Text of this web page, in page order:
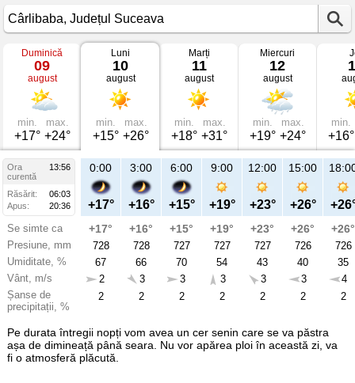
Vremea
Cârlibaba
mâine
Județul
Suceava
Duminică
09
august
min.
+17°
max.
+24°
Luni
10
august
min.
+15°
max.
+26°
Marți
11
august
min.
+18°
max.
+31°
Miercuri
12
august
min.
+19°
max.
+24°
min.
+16°
Ora
13:56
curentă
Răsărit:
06:03
Apus:
20:36
Se simte ca
Presiune, mm
Umiditate, %
Vânt, m/s
Șanse de
precipitații, %
21:00
+20°
+20°
728
57
3
2
Lu
aug
0:00
+17°
+17°
728
67
2
2
3:00
+16°
+16°
728
66
3
2
6:00
+15°
+15°
727
70
3
2
9:00
+19°
+19°
727
54
3
2
12:00
+23°
+23°
727
43
3
2
15:00
+26°
+26°
726
40
3
2
+26°
726
35
4
2
Pe durata întregii nopți vom avea un cer senin care se va păstra
așa de dimineață până seara. Nu vor apărea ploi în această zi, va
fi o atmosferă plăcută.